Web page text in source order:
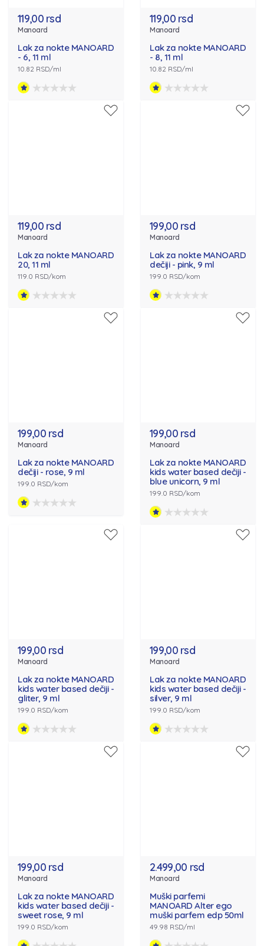
119,00 rsd
Manoard
Lak za nokte MANOARD
- 6, 11 ml
10.82 RSD/ml
119,00 rsd
Manoard
Lak za nokte MANOARD
- 8, 11 ml
10.82 RSD/ml
119,00 rsd
Manoard
Lak za nokte MANOARD
20, 11 ml
119.0 RSD/kom
199,00 rsd
Manoard
Lak za nokte MANOARD
dečiji - pink, 9 ml
199.0 RSD/kom
199,00 rsd
Manoard
Lak za nokte MANOARD
dečiji - rose, 9 ml
199.0 RSD/kom
199,00 rsd
Manoard
Lak za nokte MANOARD
kids water based dečiji -
blue unicorn, 9 ml
199.0 RSD/kom
199,00 rsd
Manoard
Lak za nokte MANOARD
kids water based dečiji -
gliter, 9 ml
199.0 RSD/kom
199,00 rsd
Manoard
Lak za nokte MANOARD
kids water based dečiji -
silver, 9 ml
199.0 RSD/kom
199,00 rsd
Manoard
Lak za nokte MANOARD
kids water based dečiji -
sweet rose, 9 ml
199.0 RSD/kom
2.499,00 rsd
Manoard
Muški parfemi
MANOARD Alter ego
muški parfem edp 50ml
49.98 RSD/ml